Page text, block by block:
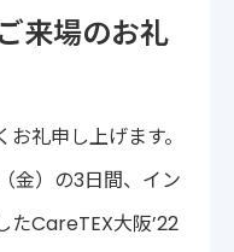
14-4 シルバービル1F
来場のお礼
礼申し上げます。
金）の3日間、イン
たCareTEX大阪’22